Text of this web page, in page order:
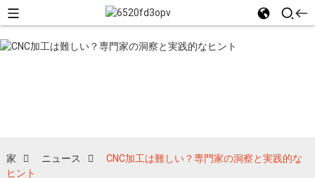
家 ニュース
CNC加工は難しい？専門家の洞察と実践的な
ヒント